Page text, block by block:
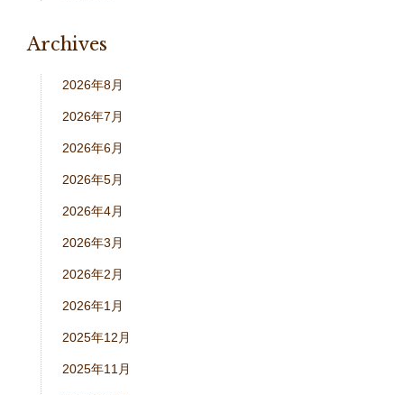
Archives
2026年8月
2026年7月
2026年6月
2026年5月
2026年4月
2026年3月
2026年2月
2026年1月
2025年12月
2025年11月